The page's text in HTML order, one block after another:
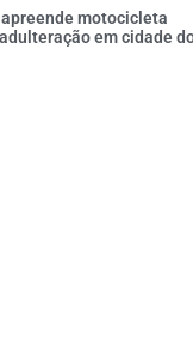
motocicleta
em cidade